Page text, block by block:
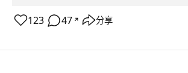
123 47 ↗ 分享